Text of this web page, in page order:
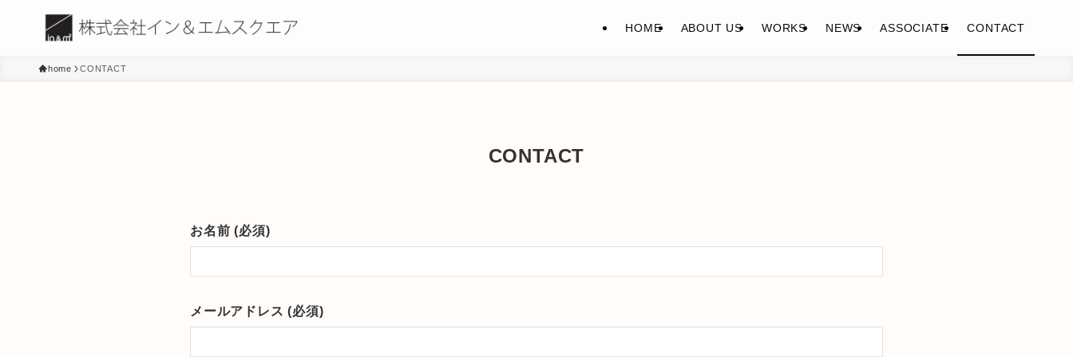
HOME ABOUT US WORKS NEWS ASSOCIATE CONTACT
home CONTACT
CONTACT
お名前 (必須)
メールアドレス (必須)